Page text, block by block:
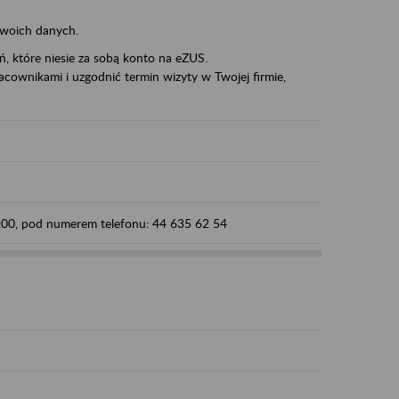
danych.
które niesie za sobą konto na eZUS.
i uzgodnić termin wizyty w Twojej firmie,
pod numerem telefonu: 44 635 62 54